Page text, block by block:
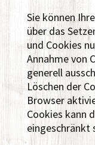
Sie können
über das
und Cookies
Annahme von
generell
Löschen der
Browser
Cookies kann
eingeschränkt